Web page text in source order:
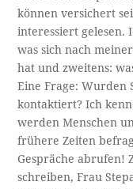
können versichert
interessiert gelesen.
was sich nach
hat und zweitens:
Eine Frage: Wurden
kontaktiert? Ich
werden Menschen
frühere Zeiten
Gespräche abrufen!
schreiben, Frau